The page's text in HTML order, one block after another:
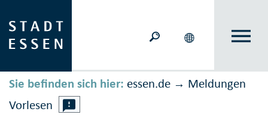
Sie befinden sich hier: essen.de → Meldungen
Vorlesen